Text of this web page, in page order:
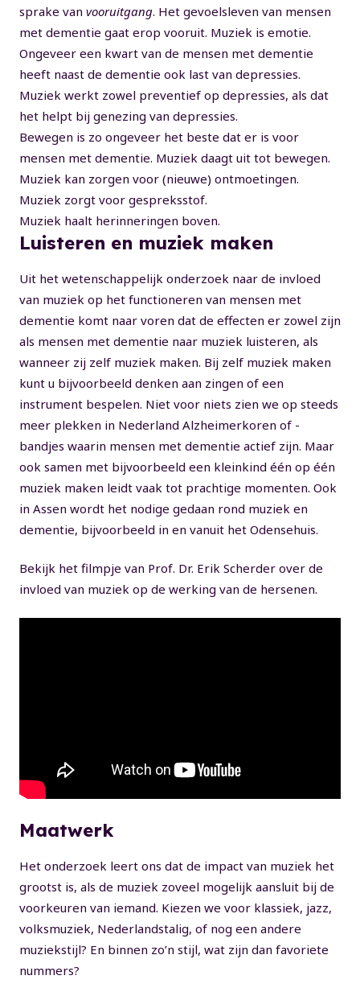
sprake van vooruitgang. Het gevoelsleven van mensen
met dementie gaat erop vooruit. Muziek is emotie.
Ongeveer een kwart van de mensen met dementie
heeft naast de dementie ook last van depressies.
Muziek werkt zowel preventief op depressies, als dat
het helpt bij genezing van depressies.
Bewegen is zo ongeveer het beste dat er is voor
mensen met dementie. Muziek daagt uit tot bewegen.
Muziek kan zorgen voor (nieuwe) ontmoetingen.
Muziek zorgt voor gespreksstof.
Muziek haalt herinneringen boven.
Luisteren en muziek maken
Uit het wetenschappelijk onderzoek naar de invloed
van muziek op het functioneren van mensen met
dementie komt naar voren dat de effecten er zowel zijn
als mensen met dementie naar muziek luisteren, als
wanneer zij zelf muziek maken. Bij zelf muziek maken
kunt u bijvoorbeeld denken aan zingen of een
instrument bespelen. Niet voor niets zien we op steeds
meer plekken in Nederland Alzheimerkoren of -
bandjes waarin mensen met dementie actief zijn. Maar
ook samen met bijvoorbeeld een kleinkind één op één
muziek maken leidt vaak tot prachtige momenten. Ook
in Assen wordt het nodige gedaan rond muziek en
dementie, bijvoorbeeld in en vanuit het Odensehuis.
Bekijk het filmpje van Prof. Dr. Erik Scherder over de
invloed van muziek op de werking van de hersenen.
Maatwerk
Het onderzoek leert ons dat de impact van muziek het
grootst is, als de muziek zoveel mogelijk aansluit bij de
voorkeuren van iemand. Kiezen we voor klassiek, jazz,
volksmuziek, Nederlandstalig, of nog een andere
muziekstijl? En binnen zo’n stijl, wat zijn dan favoriete
nummers?